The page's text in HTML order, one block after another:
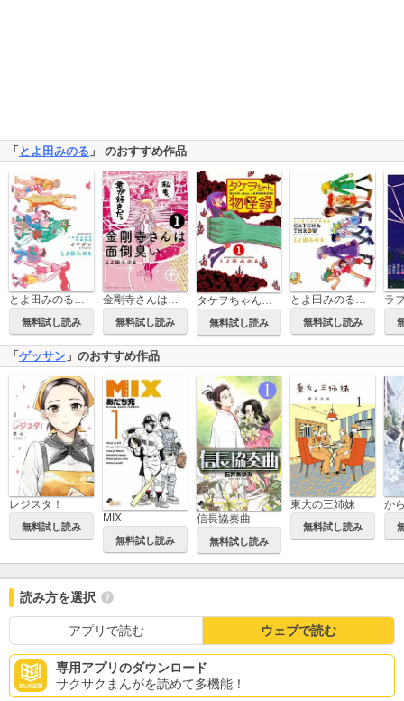
「 とよ田みのる 」 のおすすめ作品
とよ田みのる短編集2 イマジン
無料試し読み
金剛寺さんは面倒臭い
無料試し読み
タケヲちゃん物怪録
無料試し読み
とよ田みのる短編集 CATCH&THROW
無料試し読み
「 ゲッサン 」のおすすめ作品
レジスタ！
無料試し読み
MIX
無料試し読み
信長協奏曲
無料試し読み
東大の三姉妹
無料試し読み
読み方を選択
アプリで読む ウェブで読む
専用アプリのダウンロード
サクサクまんがを読めて多機能！